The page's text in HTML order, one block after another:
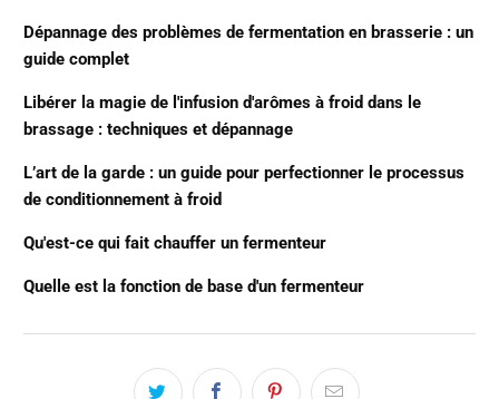
Dépannage des problèmes de fermentation en brasserie : un
guide complet
Libérer la magie de l'infusion d'arômes à froid dans le
brassage : techniques et dépannage
L’art de la garde : un guide pour perfectionner le processus
de conditionnement à froid
Qu'est-ce qui fait chauffer un fermenteur
Quelle est la fonction de base d'un fermenteur